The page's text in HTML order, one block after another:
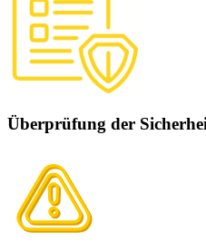
Überprüfung der